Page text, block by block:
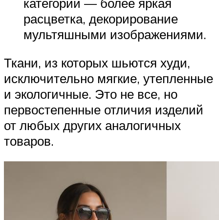
категории — более яркая
расцветка, декорирование
мультяшными изображениями.
Ткани, из которых шьются худи,
исключительно мягкие, утепленные
и экологичные. Это не все, но
первостепенные отличия изделий
от любых других аналогичных
товаров.